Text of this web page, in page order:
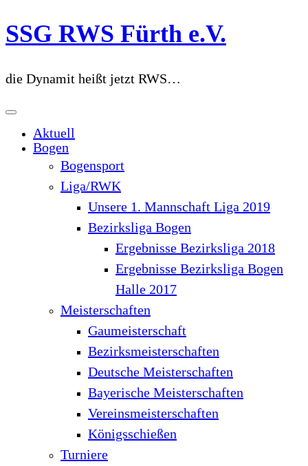
Zum
Inhalt
SSG RWS Fürth e.V.
die Dynamit heißt jetzt RWS…
Aktuell
Bogen
Bogensport
Liga/RWK
Unsere 1. Mannschaft Liga 2019
Bezirksliga Bogen
Ergebnisse Bezirksliga 2018
Ergebnisse Bezirksliga Bogen
Halle 2017
Meisterschaften
Gaumeisterschaft
Bezirksmeisterschaften
Deutsche Meisterschaften
Bayerische Meisterschaften
Vereinsmeisterschaften
Königsschießen
Turniere